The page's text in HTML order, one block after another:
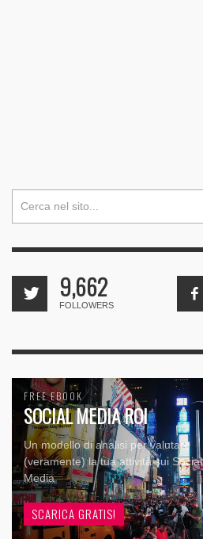
9,662
FOLLOWERS
FREE EBOOK
SOCIAL MEDIA ROI
Un modello di analisi per valutare
(veramente) la tua attività sui Social
Media
SCARICA GRATIS!